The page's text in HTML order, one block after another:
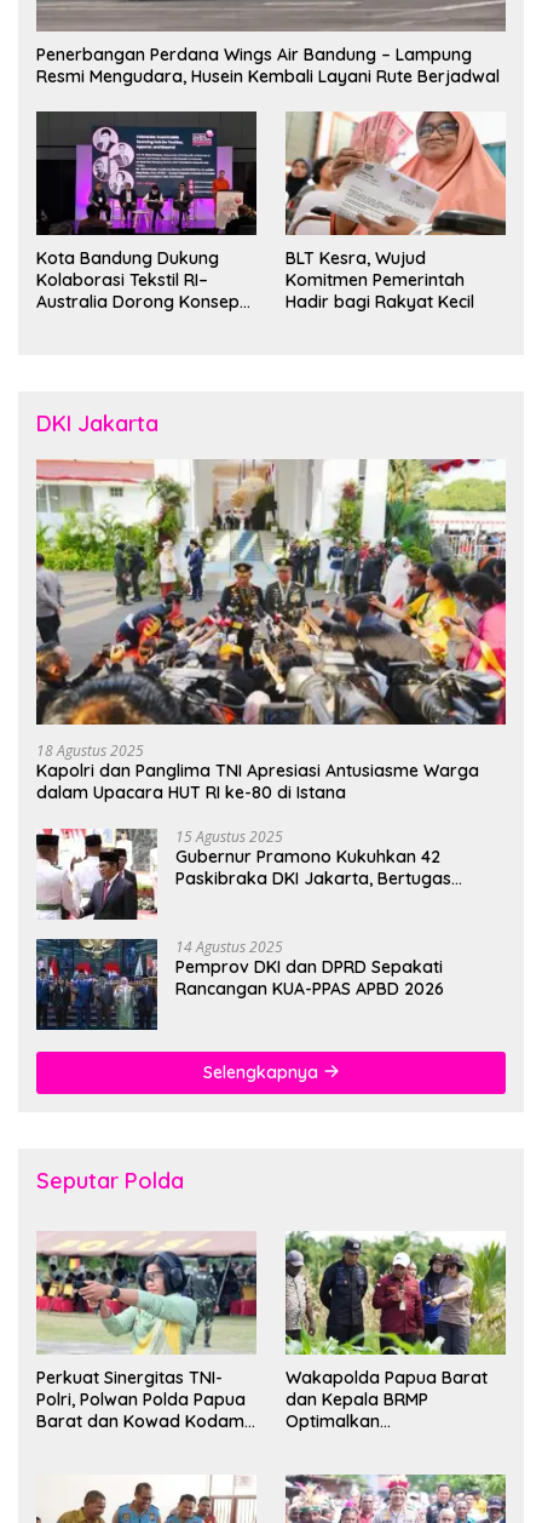
Penerbangan Perdana Wings Air Bandung – Lampung
Resmi Mengudara, Husein Kembali Layani Rute Berjadwal
Kota Bandung Dukung
Kolaborasi Tekstil RI–
Australia Dorong Konsep
BLT Kesra, Wujud
Komitmen Pemerintah
Hadir bagi Rakyat Kecil
DKI Jakarta
18 Agustus 2025
Kapolri dan Panglima TNI Apresiasi Antusiasme Warga
dalam Upacara HUT RI ke-80 di Istana
15 Agustus 2025
Gubernur Pramono Kukuhkan 42
Paskibraka DKI Jakarta, Bertugas
14 Agustus 2025
Pemprov DKI dan DPRD Sepakati
Rancangan KUA-PPAS APBD 2026
Selengkapnya
Seputar Polda
Perkuat Sinergitas TNI-
Polri, Polwan Polda Papua
Barat dan Kowad Kodam
Persahabatan
Wakapolda Papua Barat
dan Kepala BRMP
Optimalkan
Pangan Papua Barat